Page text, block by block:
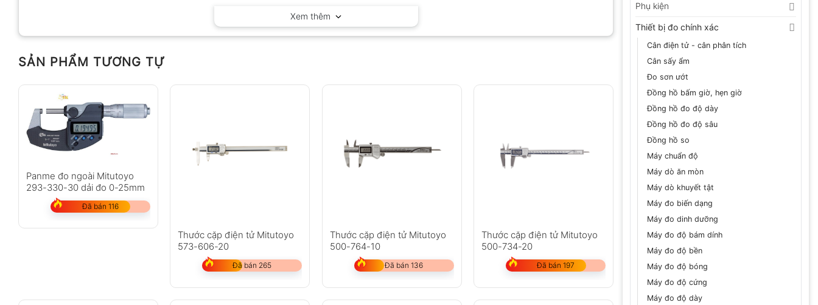
Phụ kiện
Thiết bị đo chính xác
Cân điện tử - cân phân tích
Cân sấy ẩm
Đo sơn ướt
Đồng hồ bấm giờ, hẹn giờ
Đồng hồ đo độ dày
Đồng hồ đo độ sâu
Đồng hồ so
Máy chuẩn độ
Máy dò ăn mòn
Máy dò khuyết tật
Máy đo biến dạng
Máy đo dinh dưỡng
Máy đo độ bám dính
Máy đo độ bền
Máy đo độ bóng
Máy đo độ cứng
Máy đo độ dày
Xem thêm
SẢN PHẨM TƯƠNG TỰ
Panme đo ngoài Mitutoyo
293-330-30 dải đo 0-25mm
Đã bán 116
Thước cặp điện tử Mitutoyo
573-606-20
Đã bán 265
Thước cặp điện tử Mitutoyo
500-764-10
Đã bán 136
Thước cặp điện tử Mitutoyo
500-734-20
Đã bán 197